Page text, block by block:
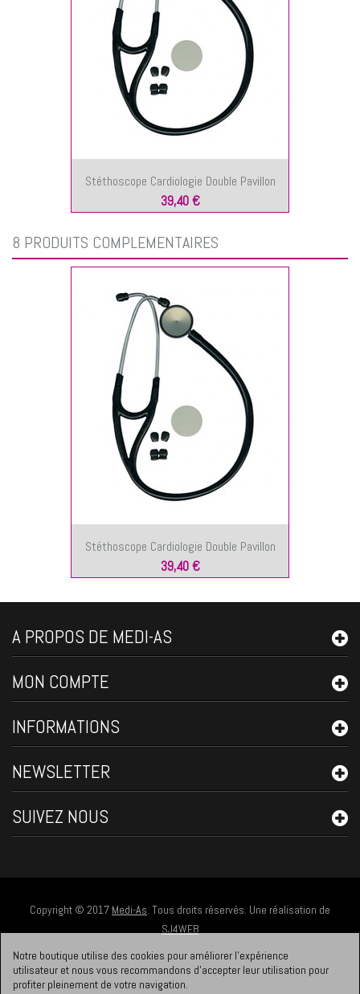
Stéthoscope Cardiologie Double Pavillon
39,40 €
8 PRODUITS COMPLÉMENTAIRES
Stéthoscope Cardiologie Double Pavillon
39,40 €
A PROPOS DE MEDI-AS
MON COMPTE
INFORMATIONS
NEWSLETTER
SUIVEZ NOUS
Copyright © 2017 Medi-As. Tous droits réservés. Une réalisation de
SJ4WEB
Notre boutique utilise des cookies pour améliorer l'expérience
utilisateur et nous vous recommandons d'accepter leur utilisation pour
profiter pleinement de votre navigation.